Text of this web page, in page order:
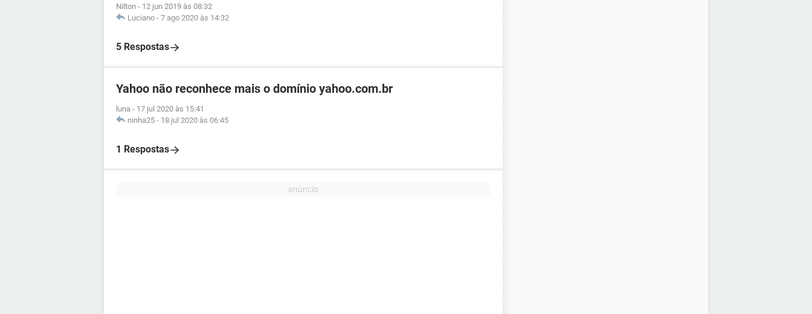
Nilton - 12 jun 2019 às 08:32
Luciano - 7 ago 2020 às 14:32
5 Respostas
Yahoo não reconhece mais o domínio yahoo.com.br
luna - 17 jul 2020 às 15:41
ninha25 - 18 jul 2020 às 06:45
1 Respostas